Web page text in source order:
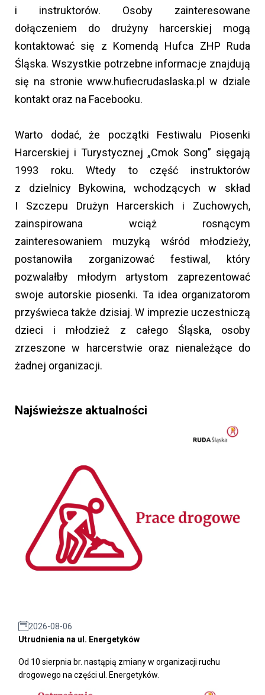
i instruktorów. Osoby zainteresowane
dołączeniem do drużyny harcerskiej mogą
kontaktować się z Komendą Hufca ZHP Ruda
Śląska. Wszystkie potrzebne informacje znajdują
się na stronie www.hufiecrudaslaska.pl w dziale
kontakt oraz na Facebooku.
Warto dodać, że początki Festiwalu Piosenki
Harcerskiej i Turystycznej „Cmok Song” sięgają
1993 roku. Wtedy to część instruktorów
z dzielnicy Bykowina, wchodzących w skład
I Szczepu Drużyn Harcerskich i Zuchowych,
zainspirowana wciąż rosnącym
zainteresowaniem muzyką wśród młodzieży,
postanowiła zorganizować festiwal, który
pozwalałby młodym artystom zaprezentować
swoje autorskie piosenki. Ta idea organizatorom
przyświeca także dzisiaj. W imprezie uczestniczą
dzieci i młodzież z całego Śląska, osoby
zrzeszone w harcerstwie oraz nienależące do
żadnej organizacji.
Najświeższe aktualności
2026-08-06
Utrudnienia na ul. Energetyków
Od 10 sierpnia br. nastąpią zmiany w organizacji ruchu
drogowego na części ul. Energetyków.